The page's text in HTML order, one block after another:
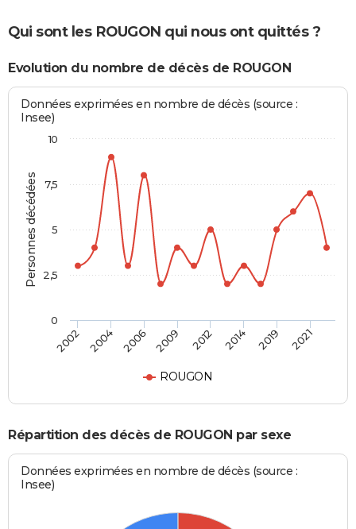
Qui sont les ROUGON qui nous ont quittés ?
Evolution du nombre de décès de ROUGON
Personnes décédées
Données exprimées en nombre de décès (source :
Insee)
ROUGON
2002 2004 2006 2009 2012 2014 2019 2021
0
10
2,5
5
7,5
Répartition des décès de ROUGON par sexe
Données exprimées en nombre de décès (source :
Insee)